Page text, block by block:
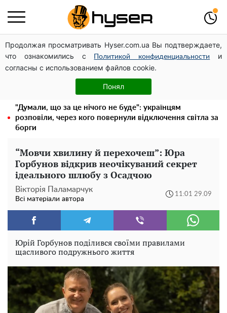
Продолжая просматривать Hyser.com.ua Вы подтверждаете,
что ознакомились с
Политикой конфиденциальности
и
согласны с использованием файлов cookie.
Понял
Дрони із націнкою: Олександр Конотопський вивів
мільйони оборонного бюджету через фіктивну фірму в
Естонії
Повністю гола Анна Трінчер блиснула "принадами":
таких розмірів ви ще не бачили
"Думали, що за це нічого не буде": українцям
розповіли, через кого повернули відключення світла за
борги
“Мовчи хвилину й перехочеш”: Юра
Горбунов відкрив неочікуваний секрет
ідеального шлюбу з Осадчою
Вікторія Паламарчук
Всі матеріали автора
11:01 29.09
Юрій Горбунов поділився своїми правилами
щасливого подружнього життя